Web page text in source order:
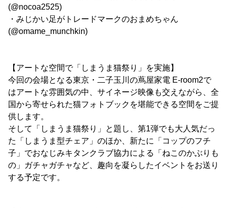
(@nocoa2525)
・みじかい足がトレードマークのおまめちゃん
(@omame_munchkin)
【アートな空間で「しまうま猫祭り」を実施】
今回の会場となる東京・二子玉川の蔦屋家電 E-room2で
はアートな雰囲気の中、サイネージ映像も交えながら、全
国から寄せられた猫フォトブックを堪能できる空間をご提
供します。
そして「しまうま猫祭り」と題し、第1弾でも大人気だっ
た「しまうま型チェア」のほか、新たに「コップのフチ
子」でおなじみキタンクラブ協力による「ねこのかぶりも
の」ガチャガチャなど、趣向を凝らしたイベントをお送り
する予定です。